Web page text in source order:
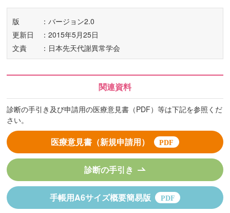
版
：バージョン2.0
更新日
：2015年5月25日
文責
：日本先天代謝異常学会
関連資料
診断の手引き及び申請用の医療意見書（PDF）等は下記を参照くだ
さい。
医療意見書（新規申請用）
診断の手引き
手帳用A6サイズ概要簡易版